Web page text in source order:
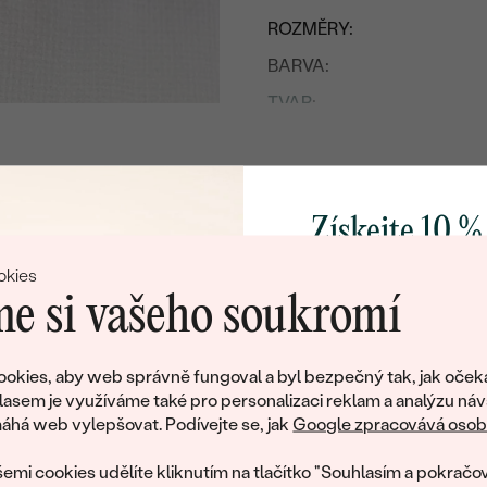
si vašeho soukromí
aby web správně fungoval a byl bezpečný tak, jak
je využíváme také pro personalizaci reklam a analýzu
web vylepšovat. Podívejte se, jak Google zpracovává
cookies udělíte kliknutím na tlačítko "Souhlasím a
ROZMĚRY:
BARVA:
TVAR:
Postranní drahokamy
POČET:
KARÁTOVÁ VÁHA
TVAR:
ČISTOTA:
Litujeme, ale tento šperk si už své majitele našel
množství podobných produktů. Pokud chcete být
šperku, zanechte nám svůj e-mail.
Získejte 10
poctivě vyráběných
Jako dárek na
zašleme slevový kód